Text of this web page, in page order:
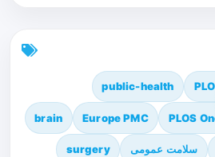
public-health
PLOS
Europe PMC
brain
سلامت عمومی surgery